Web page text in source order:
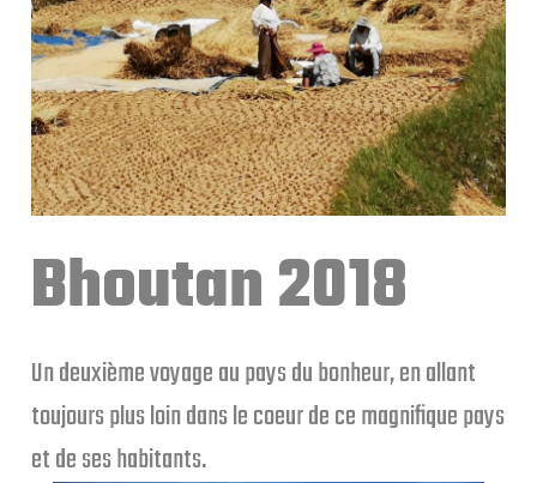
Bhoutan 2018
Un deuxième voyage au pays du bonheur, en allant
toujours plus loin dans le coeur de ce magnifique pays
et de ses habitants.